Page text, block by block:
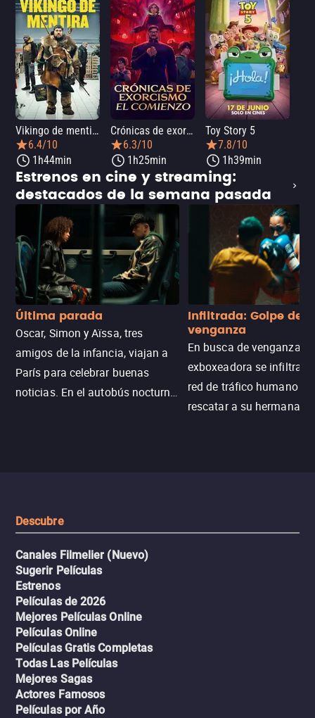
Vikingo de mentira
6.4/10
1h44min
Crónicas de exorcismo: El comienzo
6.3/10
1h25min
Toy Story 5
7.8/10
1h39min
Estrenos en cine y streaming:
destacados de la semana pasada
Última parada
Oscar, Simon y Aïssa, tres
amigos de la infancia, viajan a
París para celebrar buenas
noticias. En el autobús nocturno
Infiltrada: Golpe de
venganza
En busca de venganza,
exboxeadora se infiltra
red de tráfico humano
rescatar a su hermana
Descubre
Canales Filmelier (Nuevo)
Sugerir Películas
Estrenos
Películas de 2026
Mejores Películas Online
Películas Online
Películas Gratis Completas
Todas Las Películas
Mejores Sagas
Actores Famosos
Películas por Año